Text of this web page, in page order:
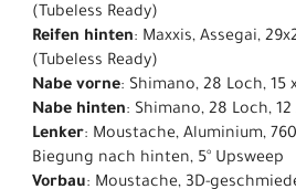
(Tubeless Ready)
Reifen hinten: Maxxis, Assegai,
(Tubeless Ready)
Nabe vorne: Shimano, 28 Loch, 15
Nabe hinten: Shimano, 28 Loch,
Lenker: Moustache, Aluminium,
Biegung nach hinten, 5° Upsweep
Vorbau: Moustache, 3D-